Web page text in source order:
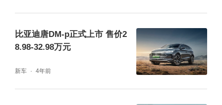
运动之间自定义设置，满足多场景下的个性化
驾驶需求。另外车辆前风挡和前排车窗均采用
了双层夹胶玻璃，对车内的静谧性给予了不小
比亚迪唐DM-p正式上市 售价2
8.98-32.98万元
新车 4年前